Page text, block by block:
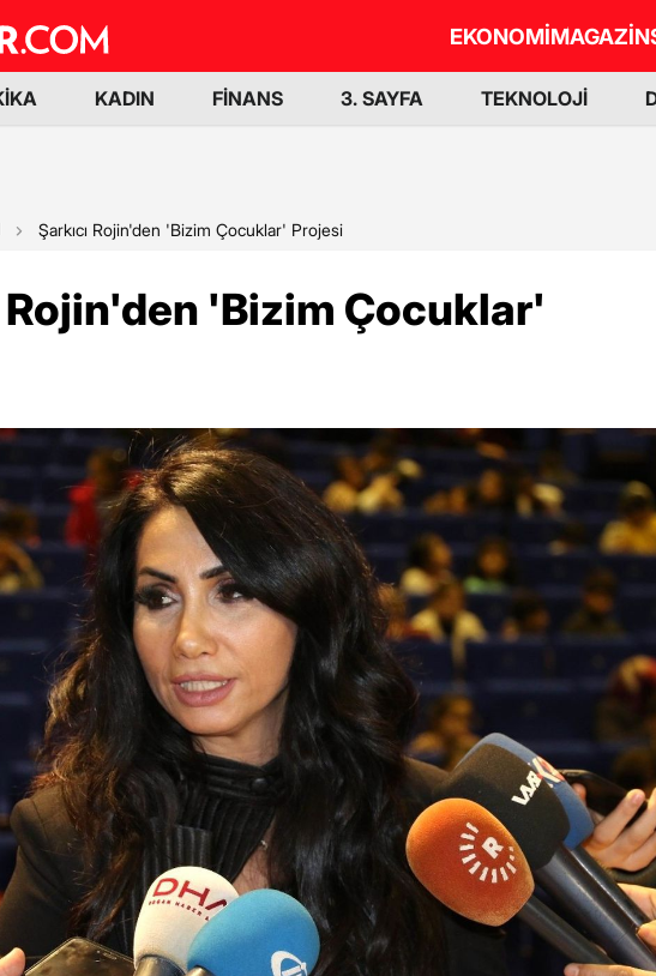
EKONOMİMAGAZİN
KADIN FİNANS 3. SAYFA TEKNOLOJİ
Şarkıcı Rojin'den 'Bizim Çocuklar' Projesi
Rojin'den 'Bizim Çocuklar'